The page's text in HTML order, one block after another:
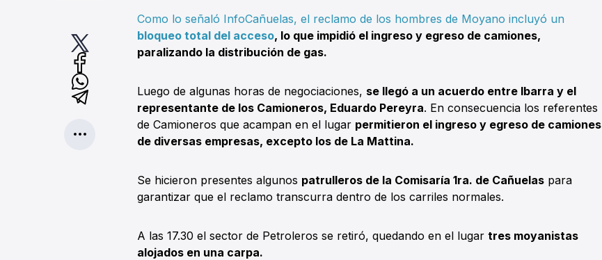
Como lo señaló InfoCañuelas, el reclamo de los hombres de Moyano incluyó un
bloqueo total del acceso, lo que impidió el ingreso y egreso de camiones,
paralizando la distribución de gas.
Luego de algunas horas de negociaciones, se llegó a un acuerdo entre Ibarra y el
representante de los Camioneros, Eduardo Pereyra. En consecuencia los referentes
de Camioneros que acampan en el lugar permitieron el ingreso y egreso de camiones
de diversas empresas, excepto los de La Mattina.
Se hicieron presentes algunos patrulleros de la Comisaría 1ra. de Cañuelas para
garantizar que el reclamo transcurra dentro de los carriles normales.
A las 17.30 el sector de Petroleros se retiró, quedando en el lugar tres moyanistas
alojados en una carpa.